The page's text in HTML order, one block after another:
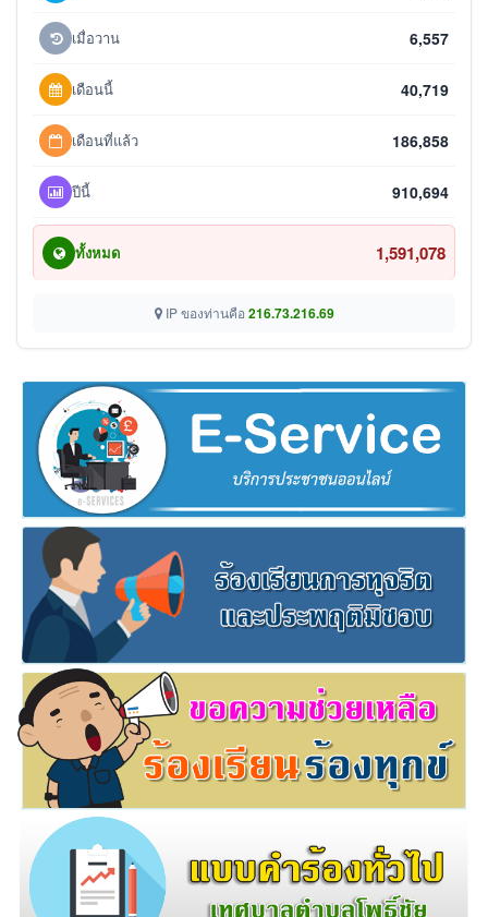
เมื่อวาน 6,557
เดือนนี้ 40,719
เดือนที่แล้ว 186,858
ปีนี้ 910,694
ทั้งหมด 1,591,078
IP ของท่านคือ 216.73.216.69